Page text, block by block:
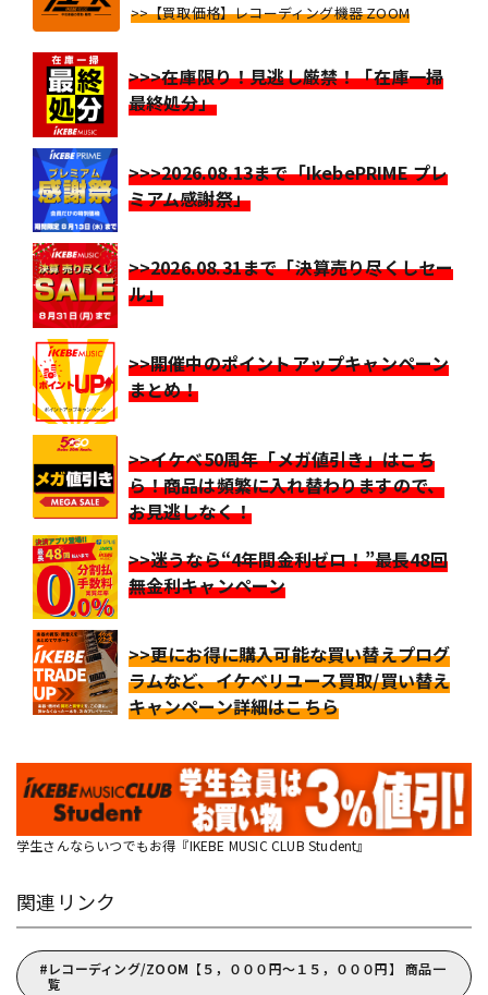
>>【買取価格】レコーディング機器 ZOOM
>>>在庫限り！見逃し厳禁！「在庫一掃
最終処分」
>>>2026.08.13まで「IkebePRIME プレ
ミアム感謝祭」
>>2026.08.31まで「決算売り尽くしセー
ル」
>>開催中のポイントアップキャンペーン
まとめ！
>>イケベ50周年「メガ値引き」はこち
ら！商品は頻繁に入れ替わりますので、
お見逃しなく！
>>迷うなら“4年間金利ゼロ！”最長48回
無金利キャンペーン
>>更にお得に購入可能な買い替えプログ
ラムなど、イケベリユース買取/買い替え
キャンペーン詳細はこちら
学生さんならいつでもお得『IKEBE MUSIC CLUB Student』
関連リンク
レコーディング/ZOOM【５，０００円～１５，０００円】 商品一
覧